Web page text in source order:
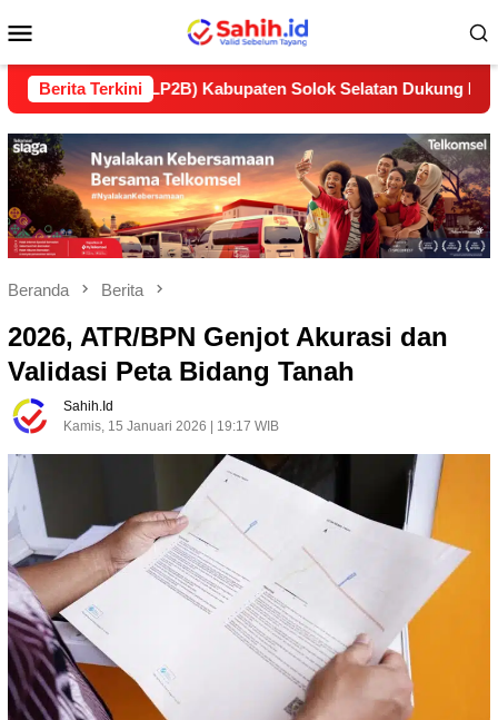
ke
Mobile
Berita Terkini
(LP2B) Kabupaten Solok Selatan Dukung Ketahanan
Beranda Berita
2026, ATR/BPN Genjot Akurasi dan
Validasi Peta Bidang Tanah
Sahih.id
Kamis, 15 Januari 2026 | 19:17 WIB